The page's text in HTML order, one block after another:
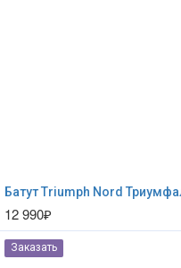
12 990₽
Заказать